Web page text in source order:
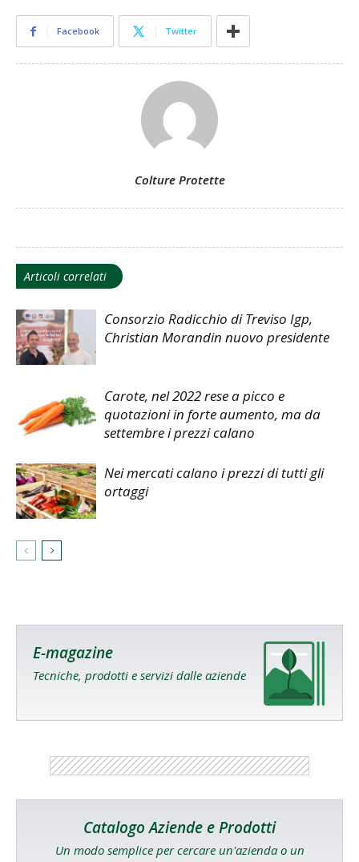
Facebook Twitter
Colture Protette
Articoli correlati
Consorzio Radicchio di Treviso Igp,
Christian Morandin nuovo presidente
Carote, nel 2022 rese a picco e
quotazioni in forte aumento, ma da
settembre i prezzi calano
Nei mercati calano i prezzi di tutti gli
ortaggi
E-magazine
Tecniche, prodotti e servizi dalle aziende
Catalogo Aziende e Prodotti
Un modo semplice per cercare un'azienda o un